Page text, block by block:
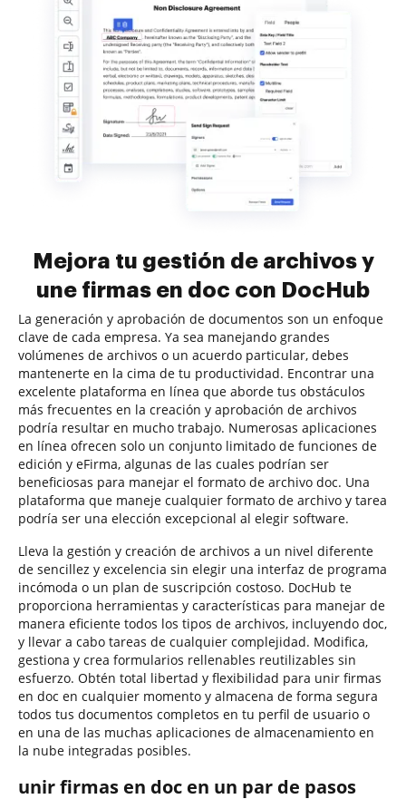
Mejora tu gestión de archivos y
une firmas en doc con DocHub
La generación y aprobación de documentos son un enfoque
clave de cada empresa. Ya sea manejando grandes
volúmenes de archivos o un acuerdo particular, debes
mantenerte en la cima de tu productividad. Encontrar una
excelente plataforma en línea que aborde tus obstáculos
más frecuentes en la creación y aprobación de archivos
podría resultar en mucho trabajo. Numerosas aplicaciones
en línea ofrecen solo un conjunto limitado de funciones de
edición y eFirma, algunas de las cuales podrían ser
beneficiosas para manejar el formato de archivo doc. Una
plataforma que maneje cualquier formato de archivo y tarea
podría ser una elección excepcional al elegir software.
Lleva la gestión y creación de archivos a un nivel diferente
de sencillez y excelencia sin elegir una interfaz de programa
incómoda o un plan de suscripción costoso. DocHub te
proporciona herramientas y características para manejar de
manera eficiente todos los tipos de archivos, incluyendo doc,
y llevar a cabo tareas de cualquier complejidad. Modifica,
gestiona y crea formularios rellenables reutilizables sin
esfuerzo. Obtén total libertad y flexibilidad para unir firmas
en doc en cualquier momento y almacena de forma segura
todos tus documentos completos en tu perfil de usuario o
en una de las muchas aplicaciones de almacenamiento en
la nube integradas posibles.
unir firmas en doc en un par de pasos